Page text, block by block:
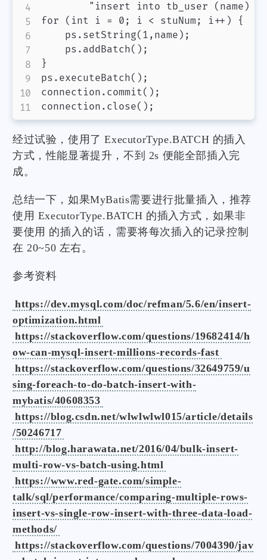
"insert into tb_user (name)
for (int i = 0; i < stuNum; i++) {
    ps.setString(1,name);
    ps.addBatch();
}
ps.executeBatch();
connection.commit();
经过试验，使用了 ExecutorType.BATCH 的插入
方式，性能显著提升，不到 2s 便能全部插入完
成。
总结一下，如果MyBatis需要进行批量插入，推荐
使用 ExecutorType.BATCH 的插入方式，如果非
要使用 的插入的话，需要将每次插入的记录控制
在 20~50 左右。
参考资料
https://dev.mysql.com/doc/refman/5.6/en/insert-
optimization.html
https://stackoverflow.com/questions/19682414/h
ow-can-mysql-insert-millions-records-fast
https://stackoverflow.com/questions/32649759/u
sing-foreach-to-do-batch-insert-with-
mybatis/40608353
https://blog.csdn.net/wlwlwlwl015/article/details
/50246717
http://blog.harawata.net/2016/04/bulk-insert-
multi-row-vs-batch-using.html
https://www.red-gate.com/simple-
talk/sql/performance/comparing-multiple-rows-
insert-vs-single-row-insert-with-three-data-load-
methods/
https://stackoverflow.com/questions/7004390/jav